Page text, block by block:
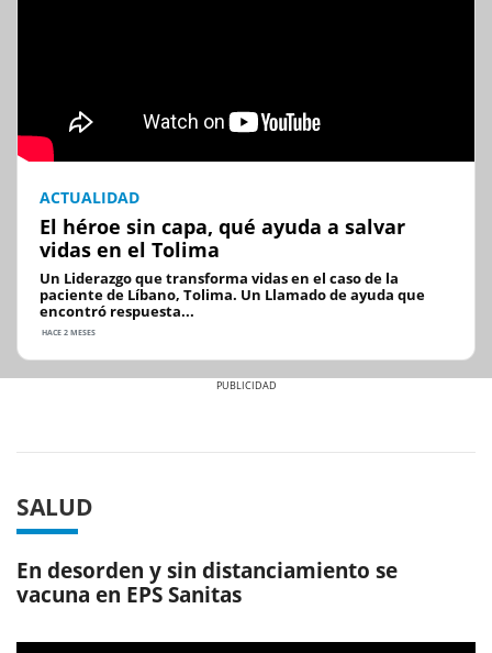
ACTUALIDAD
El héroe sin capa, qué ayuda a salvar
vidas en el Tolima
Un Liderazgo que transforma vidas en el caso de la
paciente de Líbano, Tolima. Un Llamado de ayuda que
encontró respuesta...
HACE 2 MESES
SALUD
En desorden y sin distanciamiento se
vacuna en EPS Sanitas